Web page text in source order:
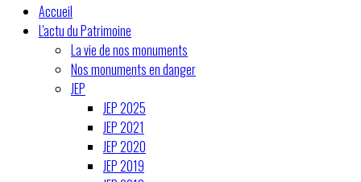
Accueil
L'actu du Patrimoine
La vie de nos monuments
Nos monuments en danger
JEP
JEP 2025
JEP 2021
JEP 2020
JEP 2019